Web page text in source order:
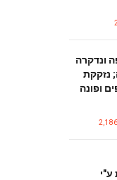
ונדקרה
נזקקת
ופונה
2,186
ע"י